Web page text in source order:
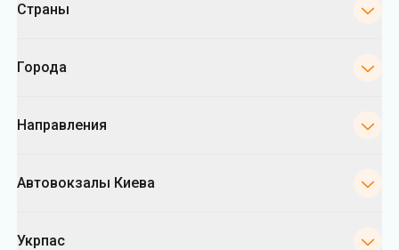
Страны
Города
Направления
Автовокзалы Киева
Укрпас